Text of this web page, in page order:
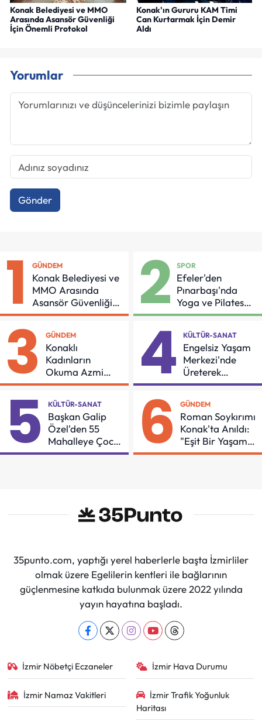
Konak Belediyesi ve MMO
Arasında Asansör Güvenliği
İçin Önemli Protokol
Konak'ın Gururu KAM Timi
Can Kurtarmak İçin Demir
Aldı
Yorumlar
Gönder
1 GÜNDEM
Konak Belediyesi ve
MMO Arasında
Asansör Güvenliği
İçin Önemli Protokol
2 SPOR
Efeler'den
Pınarbaşı'nda
Yoga ve Pilates
Buluşması
3 GÜNDEM
Konaklı
Kadınların
Okuma Azmi
Örnek Oldu
4 KÜLTÜR-SANAT
Engelsiz Yaşam
Merkezi'nde
Üreterek
Güçleniyorlar
5 KÜLTÜR-SANAT
Başkan Galip
Özel'den 55
Mahalleye Çocuk
Şenliği
6 GÜNDEM
Roman Soykırımı
Konak'ta Anıldı:
"Eşit Bir Yaşam
İçin Mücadeleyi
35punto.com, yaptığı yerel haberlerle başta İzmirliler
olmak üzere Egelilerin kentleri ile bağlarının
güçlenmesine katkıda bulunmak üzere 2022 yılında
yayın hayatına başladı.
İzmir Nöbetçi Eczaneler İzmir Hava Durumu
İzmir Namaz Vakitleri
İzmir Trafik Yoğunluk
Haritası